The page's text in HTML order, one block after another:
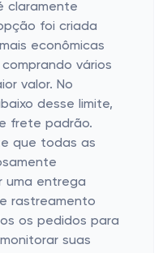
claramente
foi criada
econômicas
vários
valor. No
desse limite,
frete padrão.
que todas as
uma entrega
rastreamento
os pedidos para
suas